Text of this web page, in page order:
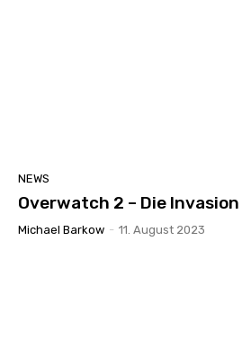
NEWS
Overwatch 2 – Die
Michael Barkow - 11. August 2023